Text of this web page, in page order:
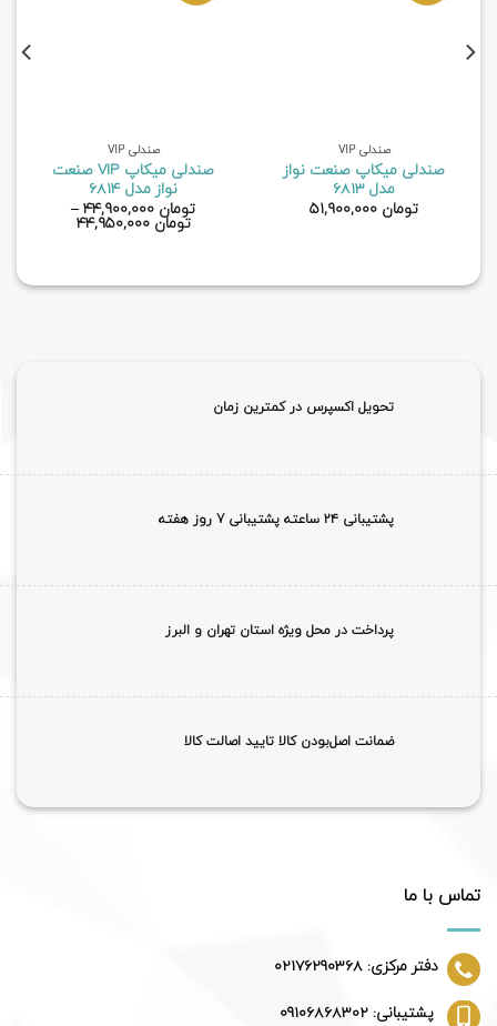
صندلی VIP
صندلی میکاپ صنعت نواز
مدل 6813
تومان
صندلی VIP
صندلی میکاپ VIP صنعت
نواز مدل 6814
تومان
–
تومان ۴۴,۹۵۰,۰۰۰
تحویل اکسپرس در کمترین زمان
پشتیبانی ۲۴ ساعته پشتیبانی 7 روز هفته
پرداخت در محل ویژه استان تهران و البرز
ضمانت اصل‌بودن کالا تایید اصالت کالا
تماس با ما
دفتر مرکزی: 02176290368
پشتیبانی: 09106868302